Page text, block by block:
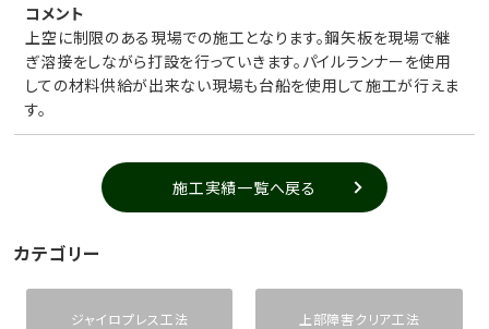
コメント
上空に制限のある現場での施工となります。鋼矢板を現場で継
ぎ溶接をしながら打設を行っていきます。パイルランナーを使用
しての材料供給が出来ない現場も台船を使用して施工が行えま
す。
施工実績一覧へ戻る
カテゴリー
ジャイロプレス工法 上部障害クリア工法